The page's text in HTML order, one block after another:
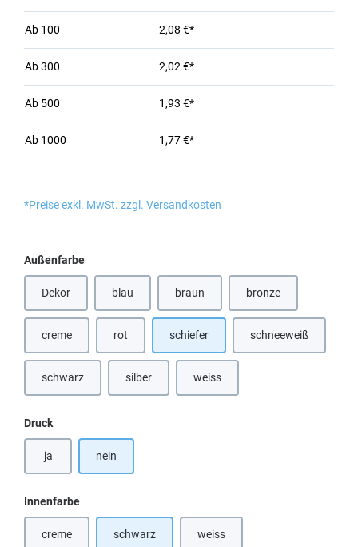
Ab 100 2,08 €*
Ab300 2,02 €*
Ab 500 1,93 €*
Ab 1000 1,77 €*
*Preise exkl. MwSt. zzgl. Versandkosten
Außenfarbeauswählen
Dekor blau braun(Diese Option ist zurzeit nicht
bronze(Diese Option ist
creme(Diese Option ist zurzeit nicht verfügbar.)
rot schiefer schneeweiß
schwarz silber weiss(Diese Option ist zurzeit nicht
Druckauswählen
ja nein
Innenfarbeauswählen
creme(Diese Option ist zurzeit nicht verfügbar.)
schwarz weiss(Diese Option ist zurzeit nicht